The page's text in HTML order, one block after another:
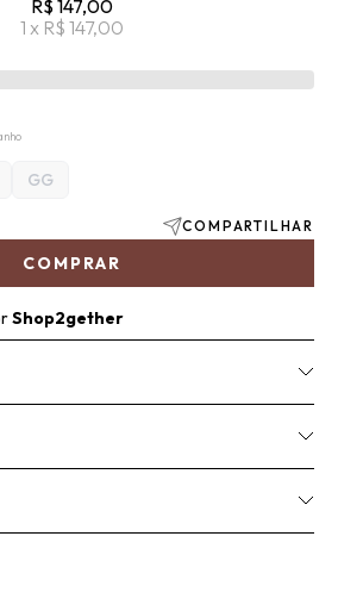
R$ 147,00
1 x R$ 147,00
GG
COMPRAR
COMPARTILHAR
Shop2gether